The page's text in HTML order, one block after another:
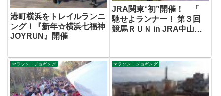
港町横浜をトレイルランニ
ング！『新年☆横浜七福神
JOYRUN』開催
JRA関東“初”開催！ 「
馳せよランナー！ 第３回
競馬ＲＵＮ in JRA中山競
マラソン・ジョギング マラソン・ジョギング